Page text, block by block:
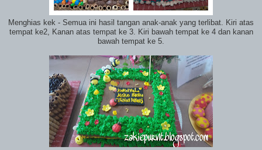
Menghias kek - Semua ini hasil tangan anak-anak yang terlibat. Kiri atas
tempat ke2, Kanan atas tempat ke 3. Kiri bawah tempat ke 4 dan kanan
bawah tempat ke 5.